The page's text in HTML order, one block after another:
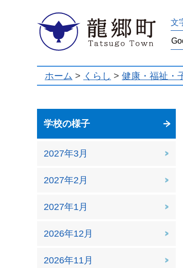
龍郷町 文
ホーム > くらし > 健康・福祉・
学校の様子
2027年3月
2027年2月
2027年1月
2026年12月
2026年11月